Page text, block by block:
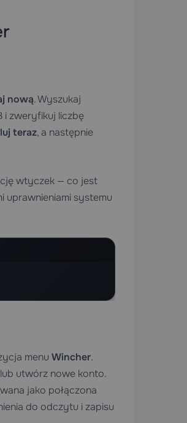
nową. Wyszukaj
i zweryfikuj liczbę
teraz, a następnie
wtyczek — co jest
systemu
menu Wincher.
utwórz nowe konto.
jako połączona
do odczytu i zapisu